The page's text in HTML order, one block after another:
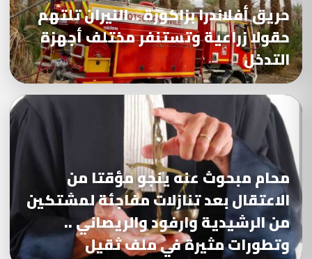
حريق أفلاندرا بزاكورة .. النيران تلتهم
حقولا زراعية وتستنفر مختلف أجهزة
التدخل
محام مبحوث عنه ينجو مؤقتا من
الاعتقال بعد تنازلات مفاجئة لمشتكين
من الرشيدية وارفود والريصاني ..
وتطورات مثيرة في ملف ثقيل